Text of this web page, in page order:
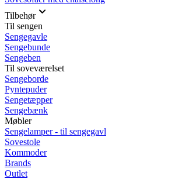
Tilbehør
Til sengen
Sengegavle
Sengebunde
Sengeben
Til soveværelset
Sengeborde
Pyntepuder
Sengetæpper
Sengebænk
Møbler
Sengelamper - til sengegavl
Sovestole
Kommoder
Brands
Outlet